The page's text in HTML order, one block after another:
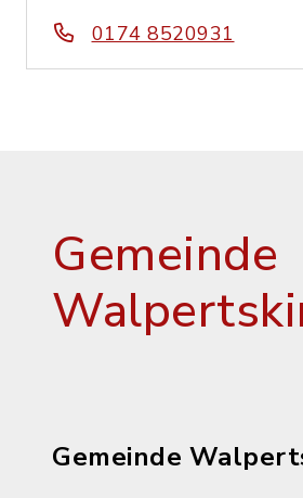
0174 8520931
Gemeinde
Gemeinde